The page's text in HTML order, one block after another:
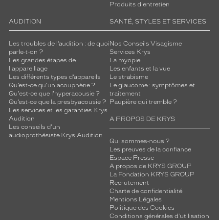
Produits d'entretien
AUDITION
Les troubles de l’audition : de quoi
parle-t-on ?
Les grandes étapes de
l'appareillage
Les différents types d’appareils
Qu’est-ce qu'un acouphène ?
Qu'est-ce que l'hyperacousie ?
Qu’est-ce que la presbyacousie ?
Les services et les garanties Krys
Audition
Les conseils d'un
audioprothésiste Krys Audition
SANTÉ, STYLES ET SERVICES
Nos Conseils Visagisme
Services Krys
La myopie
Les enfants et la vue
Le strabisme
Le glaucome : symptômes et
traitement
Paupière qui tremble ?
A PROPOS DE KRYS
Qui sommes-nous ?
Les preuves de la confiance
Espace Presse
A propos de KRYS GROUP
La Fondation KRYS GROUP
Recrutement
Charte de confidentialité
Mentions Légales
Politique des Cookies
Conditions générales d'utilisation